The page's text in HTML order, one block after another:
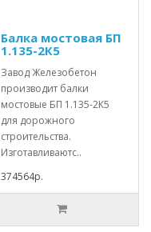
Балка мостовая БП
1.135-2К5
Завод Железобетон
производит балки
мостовые БП 1.135-2К5
для дорожного
строительства.
Изготавливаютс..
374564р.